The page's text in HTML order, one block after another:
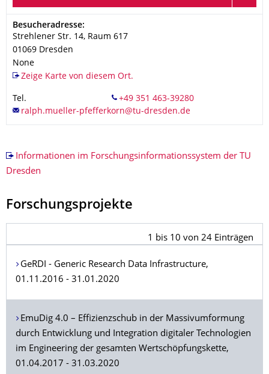
Adresse
Besucheradresse:
Strehlener Str. 14, Raum 617
01069 Dresden
None
Zeige Karte von diesem Ort.
Tel.
Informationen im Forschungsinformationssystem der TU
Dresden
Forschungsprojekte
1 bis 10 von 24 Einträgen
GeRDI - Generic Research Data Infrastructure,
01.11.2016 - 31.01.2020
EmuDig 4.0 – Effizienzschub in der Massivumformung
durch Entwicklung und Integration digitaler Technologien
im Engineering der gesamten Wertschöpfungskette,
01.04.2017 - 31.03.2020